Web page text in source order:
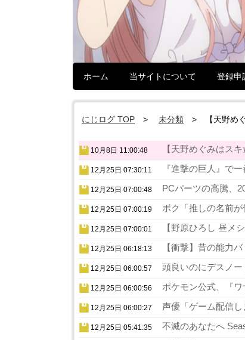
ホーム 当サイトについて 登録申
にじログ TOP 未分類 【天野め
10月8日 11:00:48 【天野めぐみはス
12月25日 07:30:11 『進撃の巨人』で
12月25日 07:00:48 PCパーツの高騰、
12月25日 07:00:19 ボク「推しの名前
12月25日 07:00:01 【野原ひろし 昼メ
12月25日 06:18:13 【衝撃】昔の能力
12月25日 06:00:57 頭良いのにデスノ
12月25日 06:00:56 ポケモン公式、『
12月25日 06:00:27 声優「ゲーム配信
12月25日 05:41:35 不滅のあなたへ